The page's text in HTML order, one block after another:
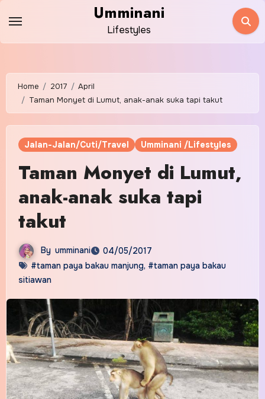
content
Umminani
Lifestyles
Home 2017
April
Taman Monyet di Lumut, anak-anak suka tapi takut
Jalan-Jalan/Cuti/Travel Umminani /Lifestyles
Taman Monyet di Lumut,
anak-anak suka tapi
takut
By umminani
04/05/2017
#taman paya bakau manjung, #taman paya bakau
sitiawan